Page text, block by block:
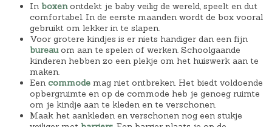
In boxenontdekt je baby veilig de wereld, speelt en dut
comfortabel. In de eerste maanden wordt de box vooral
gebruikt om lekker in te slapen.
Voor grotere kindjes is er niets handiger dan een fijn
bureauom aan te spelen of werken. Schoolgaande
kinderen hebben zo een plekje om het huiswerk aan te
maken.
Een commodemag niet ontbreken. Het biedt voldoende
opbergruimte en op de commode heb je genoeg ruimte
om je kindje aan te kleden en te verschonen.
Maak het aankleden en verschonen nog een stukje